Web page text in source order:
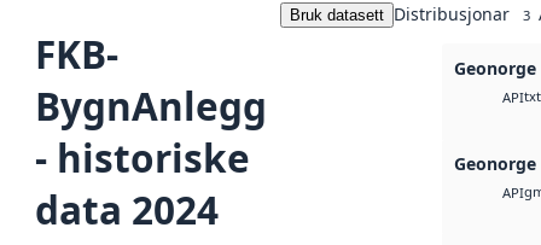
FKB-
BygnAnlegg
- historiske
data 2024
Bruk datasett Distribusjonar 3
APItxt
API